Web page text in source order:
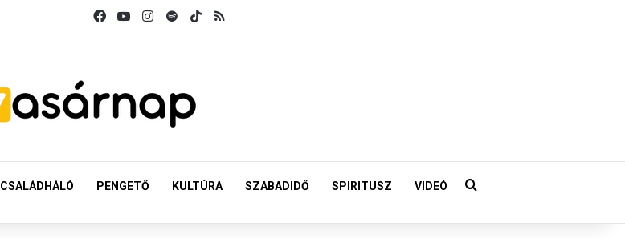
FacebookYouTubeInstagram
SpotifyTikTok
CSALÁDHÁLÓ PENGETŐ KULTÚRA SZABADIDŐ SPIRITUSZ VIDEÓ Keresés: